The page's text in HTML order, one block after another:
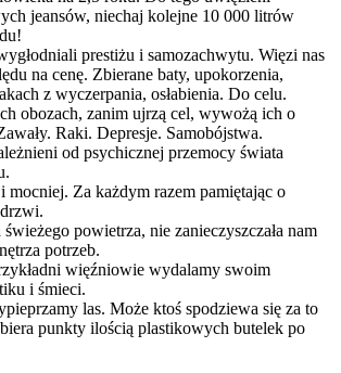
jeansów, niechaj kolejne 10 000 litrów
prestiżu i samozachwytu. Więzi nas
na cenę. Zbierane baty, upokorzenia,
z wyczerpania, osłabienia. Do celu.
obozach, zanim ujrzą cel, wywożą ich o
Raki. Depresje. Samobójstwa.
od psychicznej przemocy świata
mocniej. Za każdym razem pamiętając o
powietrza, nie zanieczyszczała nam
potrzeb.
więźniowie wydalamy swoim
i śmieci.
las. Może ktoś spodziewa się za to
punkty ilością plastikowych butelek po